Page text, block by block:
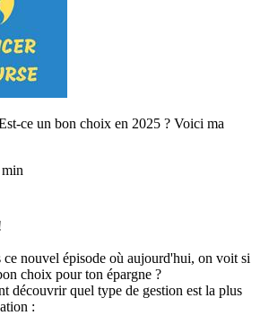
ce un bon choix en 2025 ? Voici ma
min
ce nouvel épisode où aujourd'hui, on voit si
choix pour ton épargne ?
découvrir quel type de gestion est la plus
: